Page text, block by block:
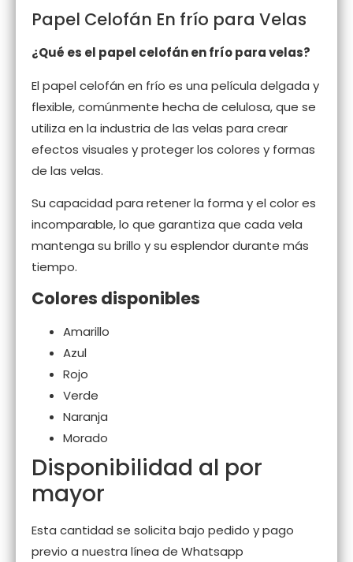
Papel Celofán En frío para Velas
¿Qué es el papel celofán en frío para velas?
El papel celofán en frío es una película delgada y
flexible, comúnmente hecha de celulosa, que se
utiliza en la industria de las velas para crear
efectos visuales y proteger los colores y formas
de las velas.
Su capacidad para retener la forma y el color es
incomparable, lo que garantiza que cada vela
mantenga su brillo y su esplendor durante más
tiempo.
Colores disponibles
Amarillo
Azul
Rojo
Verde
Naranja
Morado
Disponibilidad al por
mayor
Esta cantidad se solicita bajo pedido y pago
previo a nuestra línea de Whatsapp